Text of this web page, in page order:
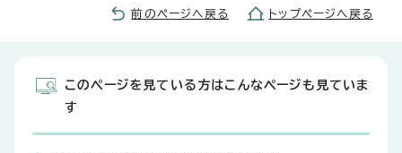
前のページへ戻る トップページへ戻る
このページを見ている方はこんなページも見ていま
す